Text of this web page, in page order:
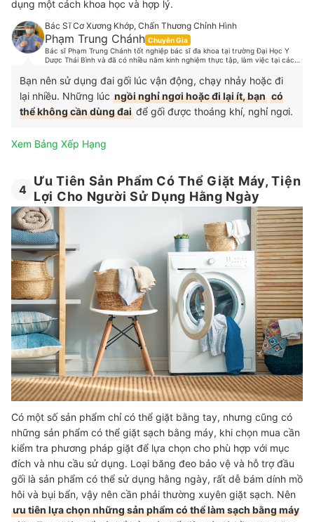
dụng một cách khoa học và hợp lý.
Bác Sĩ Cơ Xương Khớp, Chấn Thương Chỉnh Hình
Phạm Trung Chánh Chuyên Gia
Bác sĩ Phạm Trung Chánh tốt nghiệp bác sĩ đa khoa tại trường Đại Học Y
Dược Thái Bình và đã có nhiều năm kinh nghiệm thực tập, làm việc tại các
khoa Cơ Xương Khớp, hợp tác chuyên môn và hợp tác phẫu thuật các bệnh
lý cơ xương khớp với một số bệnh viện tại Tp.HCM. Là một người thích vận
động thể thao, bác sĩ Chánh cũng có những nghiên cứu sâu về dinh dưỡng,
chế độ luyện tập, các chấn thương trong thể thao và đã từng điều trị cho
rất nhiều cầu thủ từ các đội tuyển bóng đá, vận động viên các môn Muay
Bạn nên sử dụng đai gối lúc vận động, chạy nhảy hoặc đi
lại nhiều. Những lúc ngồi nghỉ ngơi hoặc đi lại ít, bạn có
thể không cần dùng đai để gối được thoáng khí, nghỉ ngơi.
Xem Bảng Xếp Hạng
4
Ưu Tiên Sản Phẩm Có Thể Giặt Máy, Tiện
Lợi Cho Người Sử Dụng Hằng Ngày
Có một số sản phẩm chỉ có thể giặt bằng tay, nhưng cũng có
những sản phẩm có thể giặt sạch bằng máy, khi chọn mua cần
kiểm tra phương pháp giặt để lựa chọn cho phù hợp với mục
đích và nhu cầu sử dụng. Loại băng đeo bảo vệ và hỗ trợ đầu
gối là sản phẩm có thể sử dụng hằng ngày, rất dễ bám dính mồ
hôi và bụi bẩn, vậy nên cần phải thường xuyên giặt sạch. Nên
ưu tiên lựa chọn những sản phẩm có thể làm sạch bằng máy